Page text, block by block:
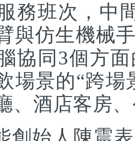
務班次，中
與仿生機械
協同3個方
場景的“跨
、酒店客房
創始人陳震